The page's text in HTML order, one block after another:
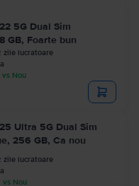
5G Dual Sim
GB, Foarte bun
zile lucratoare
vs Nou
Ultra 5G Dual Sim
256 GB, Ca nou
zile lucratoare
vs Nou